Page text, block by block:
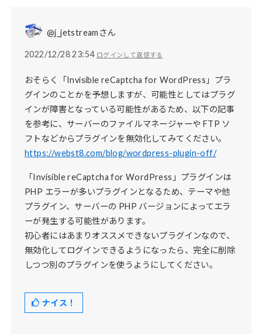
@j_jetstreamさん
2022/12/28 23:54 ログインして返信する
おそらく「Invisible reCaptcha for WordPress」プラ
グインのことかを予想しますが、可能性としてはプラグ
インが障害となっている可能性があるため、以下の記事
を参考に、サーバーのファイルマネージャーや FTP ソ
フトなどからプラグインを無効化してみてください。
https://webst8.com/blog/wordpress-plugin-off/
「Invisible reCaptcha for WordPress」プラグインは
PHP エラーが多いプラグインとなるため、テーマや他
プラグイン、サーバーの PHP バージョンによってエラ
ーが発生する可能性があります。
初心者にはあまりオススメできないプラグインなので、
無効化してログインできるようになったら、完全に削除
しつつ別のプラグインを使うようにしてください。
ナイス！